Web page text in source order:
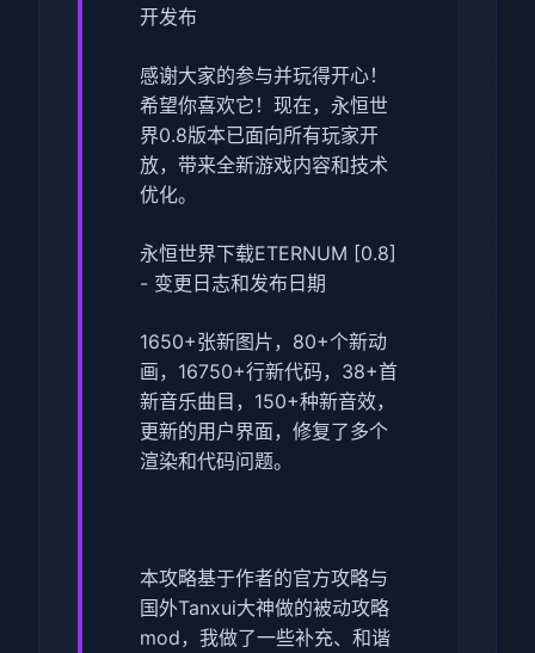
开发布
感谢大家的参与并玩得开心！
希望你喜欢它！现在，永恒世
界0.8版本已面向所有玩家开
放，带来全新游戏内容和技术
优化。
永恒世界下载ETERNUM [0.8]
- 变更日志和发布日期
1650+张新图片，80+个新动
画，16750+行新代码，38+首
新音乐曲目，150+种新音效，
更新的用户界面，修复了多个
渲染和代码问题。
本攻略基于作者的官方攻略与
国外Tanxui大神做的被动攻略
mod，我做了一些补充、和谐